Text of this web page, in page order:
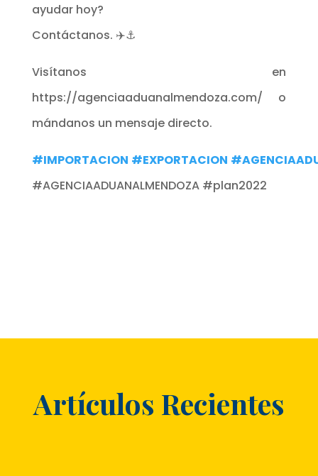
ayudar hoy?
Contáctanos. ✈️⚓
Visítanos en
https://agenciaaduanalmendoza.com/ o
mándanos un mensaje directo.
#IMPORTACION #EXPORTACION
#AGENCIAADUANALMENDOZA #plan2022
Artículos Recientes